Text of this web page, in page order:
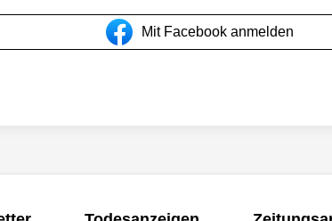
Mit Facebook anmelden